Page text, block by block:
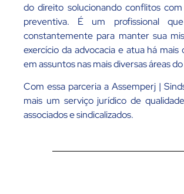
do direito solucionando conflitos
preventiva. É um profissional
constantemente para manter sua
exercício da advocacia e atua há
em assuntos nas mais diversas áreas
Com essa parceria a Assemperj |
mais um serviço jurídico de
associados e sindicalizados.